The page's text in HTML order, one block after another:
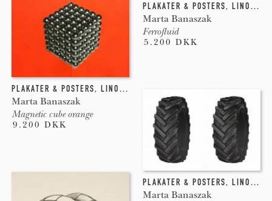
PLAKATER & POSTERS, LINOLEUMSTRYK
Marta Banaszak
Ferrofluid
5.200 DKK
PLAKATER & POSTERS, LINOLEUMSTRYK
Marta Banaszak
Magnetic cube orange
9.200 DKK
PLAKATER & POSTERS, LINOLEUMSTRYK
Marta Banaszak